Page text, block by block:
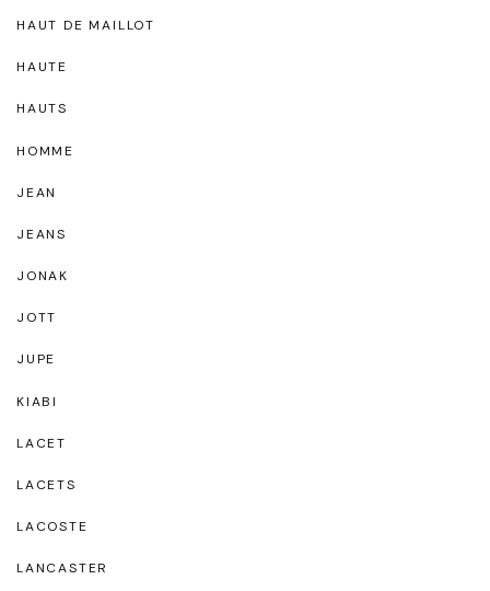
HAUT DE MAILLOT
HAUTE
HAUTS
HOMME
JEAN
JEANS
JONAK
JOTT
JUPE
KIABI
LACET
LACETS
LACOSTE
LANCASTER